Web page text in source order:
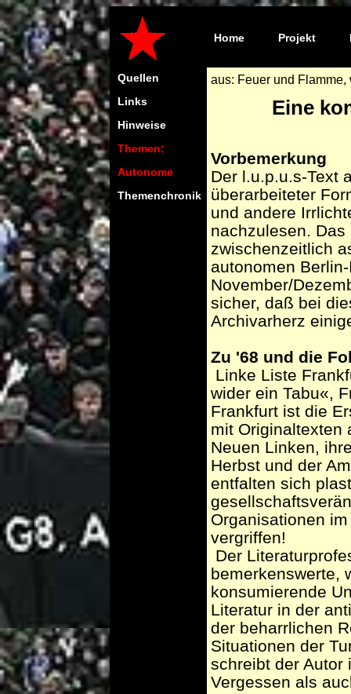
Home Projekt
Quellen
Links
Hinweise
Themen:
Autonome
Themenchronik
aus: Feuer und
Eine
Vorbemerkung
Der l.u.p.u.s-Text
überarbeiteter
und andere
nachzulesen.
zwischenzeitlich
autonomen
November/
sicher, daß bei
Archivarherz
Zu '68 und die
Linke Liste
wider ein Tabu«,
Frankfurt ist die
mit Originaltexten
Neuen Linken,
Herbst und der
entfalten sich
Organisationen
vergriffen!
Der
bemerkenswerte,
konsumierende
Literatur in der
der beharrlichen
Situationen der
schreibt der Autor
Vergessen als